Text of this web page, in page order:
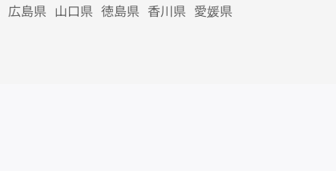
広島県 山口県 徳島県 香川県 愛媛県